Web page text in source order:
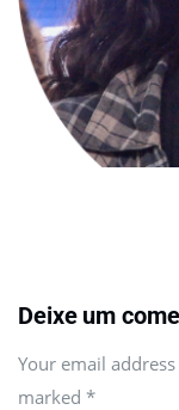
Deixe um
Your email
marked *